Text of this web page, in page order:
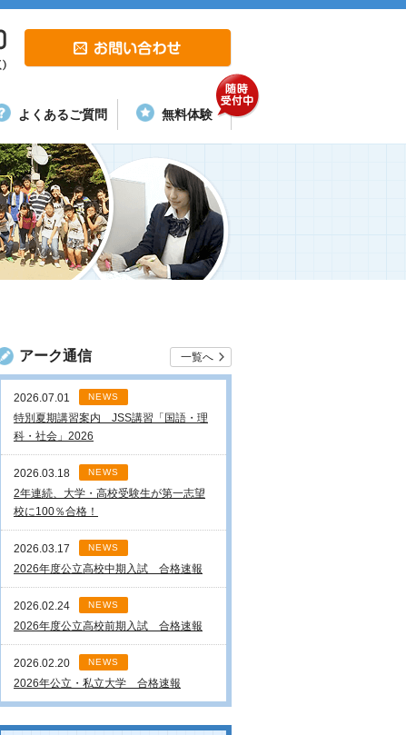
よくあるご質問 無料体験
アーク通信 一覧へ
2026.07.01 NEWS
特別夏期講習案内 JSS講習「国語・理
科・社会」2026
2026.03.18 NEWS
2年連続、大学・高校受験生が第一志望
校に100％合格！
2026.03.17 NEWS
2026年度公立高校中期入試 合格速報
2026.02.24 NEWS
2026年度公立高校前期入試 合格速報
2026.02.20 NEWS
2026年公立・私立大学 合格速報